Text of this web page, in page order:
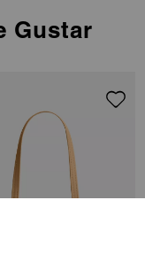
Gustar